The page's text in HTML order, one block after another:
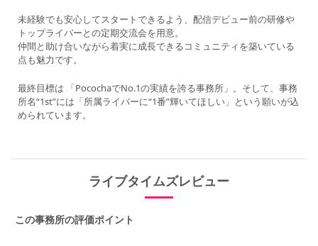
未経験でも安心してスタートできるよう、配信デビュー前の研修や
トップライバーとの定期交流会を用意。
仲間と助け合いながら着実に成長できるコミュニティを築いている
点も魅力です。
最終目標は 「PocochaでNo.1の実績を誇る事務所」。そして、事務
所名“1st”には「所属ライバーに“1番”輝いてほしい」という願いが込
められています。
ライブタイムズレビュー
この事務所の評価ポイント